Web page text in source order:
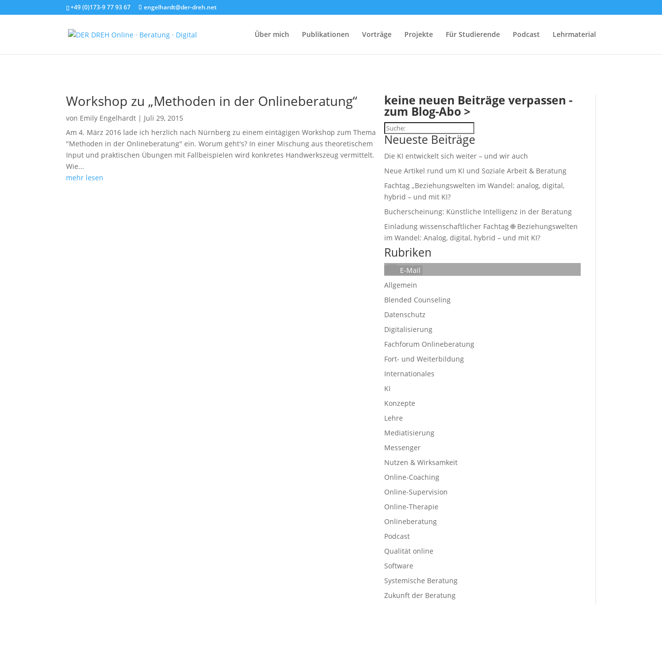
+49 (0)173-9 77 93 67 engelhardt@der-dreh.net
Über mich Publikationen Vorträge Projekte Für Studierende Podcast Lehrmaterial
Workshop zu „Methoden in der Onlineberatung“
von Emily Engelhardt | Juli 29, 2015
Am 4. März 2016 lade ich herzlich nach Nürnberg zu einem eintägigen Workshop zum Thema
"Methoden in der Onlineberatung" ein. Worum geht's? In einer Mischung aus theoretischem
Input und praktischen Übungen mit Fallbeispielen wird konkretes Handwerkszeug vermittelt.
Wie...
mehr lesen
keine neuen Beiträge verpassen -
zum Blog-Abo >
Suchen
Neueste Beiträge
Die KI entwickelt sich weiter – und wir auch
Neue Artikel rund um KI und Soziale Arbeit & Beratung
Fachtag „Beziehungswelten im Wandel: analog, digital,
hybrid – und mit KI?
Bucherscheinung: Künstliche Intelligenz in der Beratung
Einladung wissenschaftlicher Fachtag 🌐 Beziehungswelten
im Wandel: Analog, digital, hybrid – und mit KI?
Rubriken
E-Mail
Allgemein
Blended Counseling
Datenschutz
Digitalisierung
Fachforum Onlineberatung
Fort- und Weiterbildung
Internationales
KI
Konzepte
Lehre
Mediatisierung
Messenger
Nutzen & Wirksamkeit
Online-Coaching
Online-Supervision
Online-Therapie
Onlineberatung
Podcast
Qualität online
Software
Systemische Beratung
Zukunft der Beratung